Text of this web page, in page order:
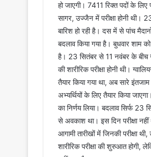
हो जाएगी। 7411 रिक्त पदों के लिए
सागर, उज्जैन में परीक्षा होनी थी।
बारिश हो रही है। दस में से पांच
बदलाव किया गया है। बुधवार शाम
है। 23 सितंबर से 11 नवंबर के बीच
की शारीरिक परीक्षा होनी थी।
तैयार किया गया था, अब सारे
अभ्यर्थियों के लिए तैयार किया
का निर्णय लिया। बदलाव सिर्फ
से अवकाश था। इस दिन परीक्षा
आगामी तारीखों में जिनकी परीक्षा
शारीरिक परीक्षा की शुरुआत